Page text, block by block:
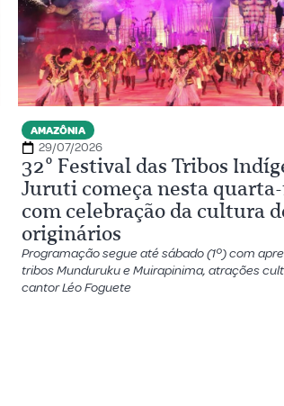
AMAZÔNIA
29/07/2026
32º Festival das Tribos
Juruti começa nesta
com celebração da cultura
originários
Programação segue até sábado (1º) com
tribos Munduruku e Muirapinima, atrações
cantor Léo Foguete